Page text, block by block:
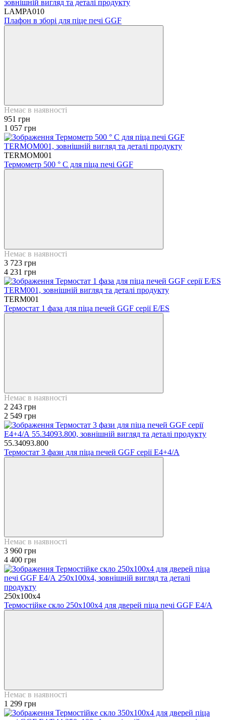
LAMPA010
Плафон в зборі для піце печі GGF
Немає в наявності
951 грн
1 057 грн
TERMOM001
Термометр 500 ° С для піца печі GGF
Немає в наявності
3 723 грн
4 231 грн
TERM001
Термостат 1 фаза для піца печей GGF серії Е/ES
Немає в наявності
2 243 грн
2 549 грн
55.34093.800
Термостат 3 фази для піца печей GGF серії Е4+4/А
Немає в наявності
3 960 грн
4 400 грн
250x100x4
Термостійке скло 250х100х4 для дверей піца печі GGF E4/А
Немає в наявності
1 299 грн